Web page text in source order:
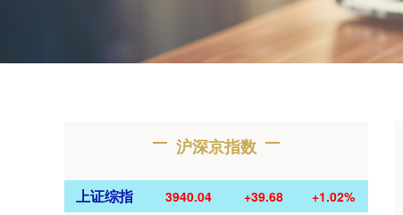
沪深京指数
上证综指 3940.04 +39.68 +1.02%